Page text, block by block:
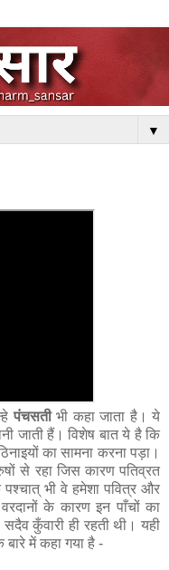
▼
पंचसतीभी कहा जाता है। ये
जाती हैं। विशेष बात ये है कि
का सामना करना पड़ा।
से रहा जिस कारण पतिव्रत
भी वे हमेशा पवित्र और
के कारण इन पाँचों का
सदैव कुँवारी ही रहती थी। यही
में कहा गया है -